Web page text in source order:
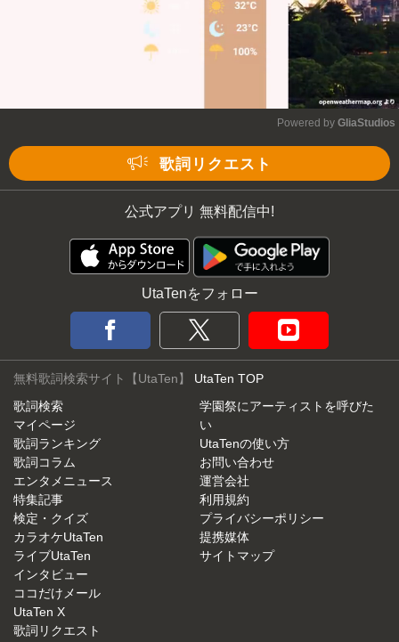
Powered by GliaStudios
歌詞リクエスト
公式アプリ 無料配信中!
UtaTenをフォロー
無料歌詞検索サイト【UtaTen】 UtaTen TOP
歌詞検索
マイページ
歌詞ランキング
歌詞コラム
エンタメニュース
特集記事
検定・クイズ
カラオケUtaTen
ライブUtaTen
インタビュー
ココだけメール
UtaTen X
歌詞リクエスト
学園祭にアーティストを呼びた
い
UtaTenの使い方
お問い合わせ
運営会社
利用規約
プライバシーポリシー
提携媒体
サイトマップ